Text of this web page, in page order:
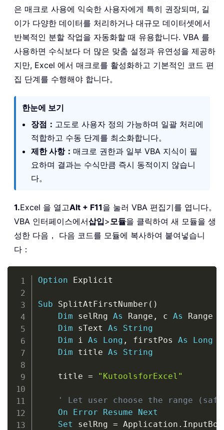
은 매크로 사용에 익숙한 사용자에게 특히 권장되며, 길
이가 다양한 데이터를 처리하거나 대규모 데이터셋에서
반복적인 분할 작업을 자동화할 때 유용합니다. VBA 를
사용하면 수식보다 더 많은 맞춤 설정과 유연성을 제공하
지만, Excel 에서 매크로를 활성화하고 기본적인 코드 편
집 단계를 수행해야 합니다。
한눈에 보기
장점： 고도로 사용자 정의 가능하며 일괄 처리에
적합하고 수동 단계를 최소화합니다。
제한 사항： 매크로 권한과 일부 VBA 지식이 필
요하며 결과는 수식만큼 즉시 동적이지 않습니
다。
1.Excel 을 열고Alt + F11을 눌러 VBA 편집기를 엽니다。
VBA 인터페이스에서삽입>모듈을 클릭하여 새 모듈을 생
성한 다음， 다음 코드를 모듈에 복사하여 붙여넣습니
다：
Option Explicit
Sub SplitAtFirstNumber ( )
Dim selRng As Range , c As Range
Dim sText As
String
Dim i As Long , firstPos As
Long
Dim title As String
    title
= "KutoolsforExcel"
' Let user choose the range
On
Error Resume
Next
Set selRng = Application . InputBox